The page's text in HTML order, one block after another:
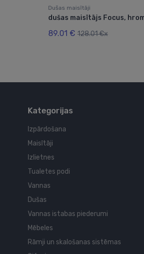
Dušas maisītāji
dušas maisītājs Focus,
89.01 € 128.01 €x
Kategorijas
Izpārdošana
Maisītāji
Izlietnes
Tualetes podi
Vannas
Dušas
Vannas istabas piederumi
Mēbeles
Rāmji un skalošanas sistēmas